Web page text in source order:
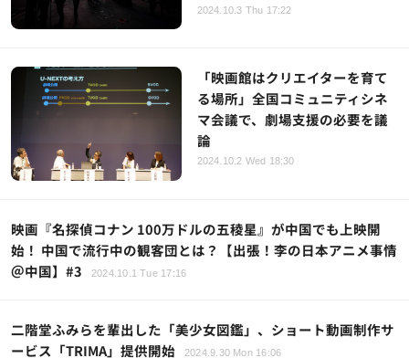
2024.10.3 Thu 17:22
「映画館はクリエイターを育て
る場所」全国コミュニティシネ
マ会議で、劇場支援の必要を議
論
2024.10.2 Wed 18:30
映画『名探偵コナン 100万ドルの五稜星』が中国でも上映開
始！ 中国で流行中の観客団とは？【出張！李の日本アニメ事情
＠中国】#3
2024.10.1 Tue 17:16
二階堂ふみらを輩出した「美少女図鑑」、ショート動画制作サ
ービス「TRIMA」提供開始
2024.9.30 Mon 16:06